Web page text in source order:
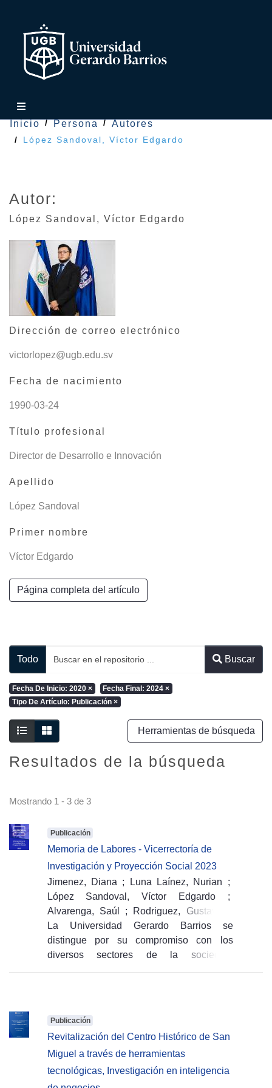
Inicio Persona Autores
López Sandoval, Víctor Edgardo
Autor:
López Sandoval , Víctor Edgardo
Dirección de correo electrónico
victorlopez@ugb.edu.sv
Fecha de nacimiento
1990-03-24
Título profesional
Director de Desarrollo e Innovación
Apellido
López Sandoval
Primer nombre
Víctor Edgardo
Página completa del artículo
Todo Buscar
Fecha De Inicio: 2020 × Fecha Final: 2024×
Tipo De Artículo: Publicación ×
Herramientas de búsqueda
Resultados de la búsqueda
Mostrando 1 - 3 de 3
Publicación
Memoria de Labores - Vicerrectoría de
Investigación y Proyección Social 2023
Jimenez, Diana ; Luna Laínez, Nurian
;
López Sandoval, Víctor Edgardo
;
Alvarenga, Saúl
; Rodriguez, Gustavo
Arévalo, Gabriela
;Castillo, Orlando
(Editorial UGB, 2024-05-30)
La Universidad Gerardo Barrios se
distingue por su compromiso con los
diversos sectores de la sociedad,
proyectos y programas relacionados con la
investigación, innovación, transferencia de
conocimientos y proyección social,
Publicación
Revitalización del Centro Histórico de San
Miguel a través de herramientas
tecnológicas, Investigación en inteligencia